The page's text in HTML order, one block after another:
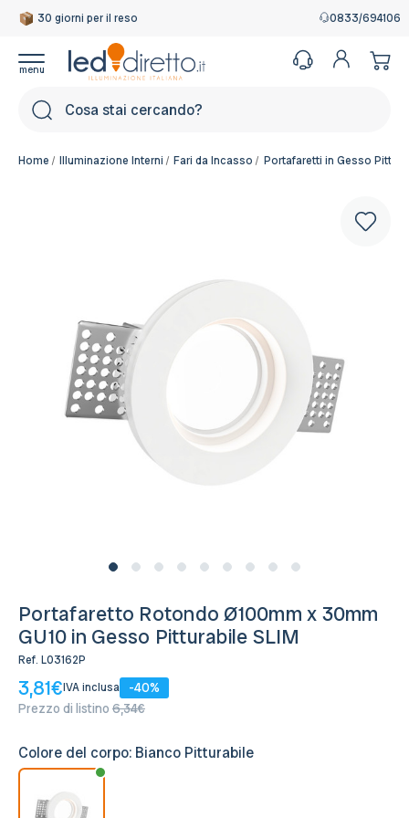
30 giorni per il reso
Garanzia Italiana 0833/694106
Home Illuminazione Interni Fari da Incasso Portafaretti in Gesso
Portafaretto Rotondo Ø100mm x 30mm
GU10 in Gesso Pitturabile SLIM
Ref. L03162P
3,81€IVA inclusa
-40%
Prezzo di listino 6,34€
Colore del corpo:
Colore del corpo: Bianco Pitturabile